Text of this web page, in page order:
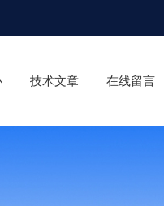
技术文章 在线留言